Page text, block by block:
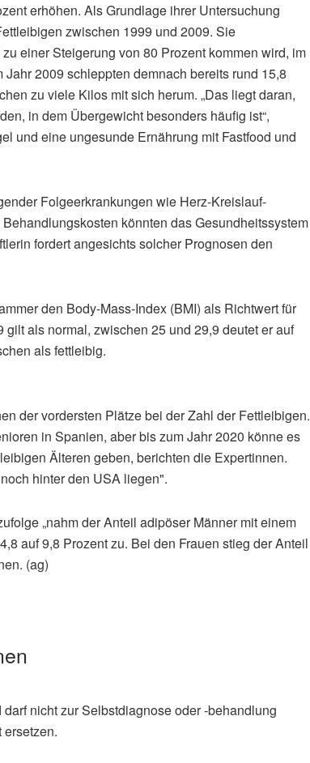
erhöhen. Als Grundlage ihrer Untersuchung
zwischen 1999 und 2009. Sie
einer Steigerung von 80 Prozent kommen wird, im
2009 schleppten demnach bereits rund 15,8
zu viele Kilos mit sich herum. „Das liegt daran,
in dem Übergewicht besonders häufig ist“,
und eine ungesunde Ernährung mit Fastfood und
Folgeerkrankungen wie Herz-Kreislauf-
könnten das Gesundheitssystem
fordert angesichts solcher Prognosen den
den Body-Mass-Index (BMI) als Richtwert für
als normal, zwischen 25 und 29,9 deutet er auf
als fettleibig.
der vordersten Plätze bei der Zahl der Fettleibigen.
in Spanien, aber bis zum Jahr 2020 könne es
Älteren geben, berichten die Expertinnen.
hinter den USA liegen".
„nahm der Anteil adipöser Männer mit einem
auf 9,8 Prozent zu. Bei den Frauen stieg der Anteil
(ag)
nicht zur Selbstdiagnose oder -behandlung